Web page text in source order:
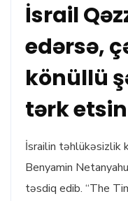
İsrail
edərsə,
könüllü
tərk
İsrailin təhlükəsizlik
Benyamin
təsdiq edib. “The